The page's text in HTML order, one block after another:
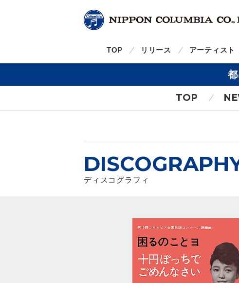
TOP リリース アーティスト
TOP
ディスコグラフィ